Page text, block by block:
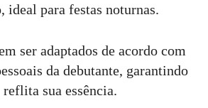
ideal para festas noturnas.
ser adaptados de acordo com
da debutante, garantindo
sua essência.